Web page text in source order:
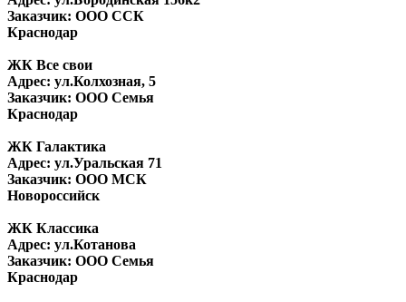
Заказчик: ООО ССК
Краснодар
ЖК Все свои
Адрес: ул.Колхозная, 5
Заказчик: ООО Семья
Краснодар
ЖК Галактика
Адрес: ул.Уральская 71
Заказчик: ООО МСК
Новороссийск
ЖК Классика
Адрес: ул.Котанова
Заказчик: ООО Семья
Краснодар